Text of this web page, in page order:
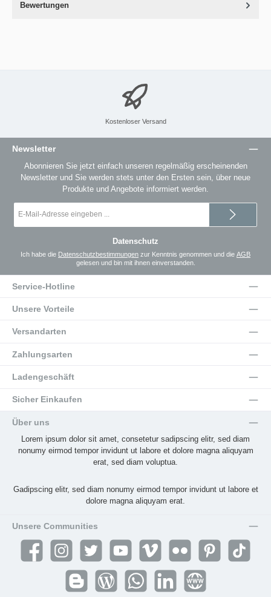
Bewertungen
Kostenloser Versand
Newsletter
Abonnieren Sie jetzt einfach unseren regelmäßig erscheinenden
Newsletter und Sie werden stets unter den Ersten sein, über neue
Produkte und Angebote informiert werden.
Mail-
Datenschutz
Ich habe die Datenschutzbestimmungen zur Kenntnis genommen und die AGB
gelesen und bin mit ihnen einverstanden.
Service-Hotline
Unsere Vorteile
Versandarten
Zahlungsarten
Ladengeschäft
Sicher Einkaufen
Über uns
Lorem ipsum dolor sit amet, consetetur sadipscing elitr, sed diam
nonumy eirmod tempor invidunt ut labore et dolore magna aliquyam
erat, sed diam voluptua.
Gadipscing elitr, sed diam nonumy eirmod tempor invidunt ut labore et
dolore magna aliquyam erat.
Unsere Communities
Facebook Instagram Twitter YouTube Vimeo Flickr Pinterest TikTok
Blogger Blog WhatsApp Website